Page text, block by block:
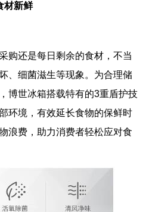
材新鲜
购还是每日剩余的食材，不当
、细菌滋生等现象。为合理储
博世冰箱搭载特有的3重盾护技
环境，有效延长食物的保鲜时
浪费，助力消费者轻松应对食